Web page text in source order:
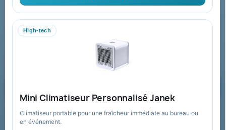
High-tech
Mini Climatiseur Personnalisé Janek
Climatiseur portable pour une fraîcheur immédiate au bureau ou
en événement.
06 09 53 17 41
WhatsApp
equipe@promenoch-goodies.com
Recevez nos offres spéciales